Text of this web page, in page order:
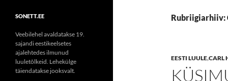
Rubriigiarhiiv:
EESTI LUULE,CARL
SONETT.EE
Veebilehel avaldatakse 19.
sajandi eestikeelsetes
ajalehtedes ilmunud
luuletõlkeid. Lehekülge
täiendatakse jooksvalt.